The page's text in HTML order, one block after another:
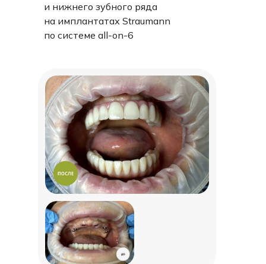
и нижнего зубного ряда
на имплантатах Straumann
по системе all-on-6